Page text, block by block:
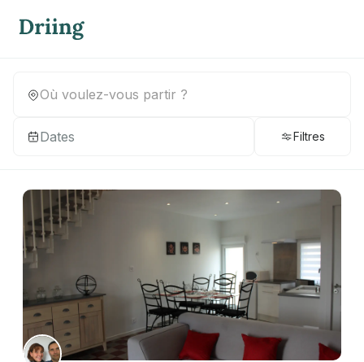
Dates Filtres